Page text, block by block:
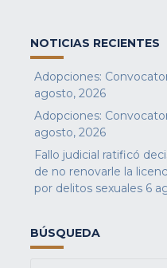
NOTICIAS RECIENTES
Adopciones:
agosto, 2026
Adopciones:
agosto, 2026
Fallo judicial ratificó
de no renovarle la
por delitos sexuales 6
BÚSQUEDA